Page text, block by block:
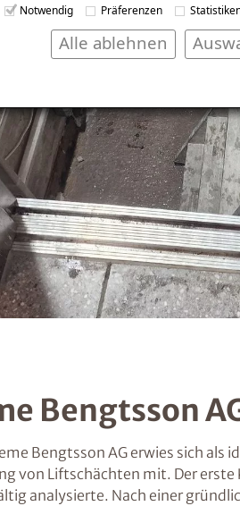
Notwendig Präferenzen
Alle ablehnen
Bengtsson
Bengtsson AG erwies sich als
von Liftschächten mit. Der
analysierte. Nach einer